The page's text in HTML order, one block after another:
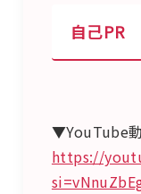
自己PR
▼YouTube
https://